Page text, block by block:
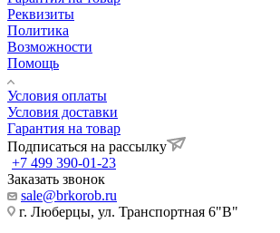
Реквизиты
Политика
Возможности
Помощь
Условия оплаты
Условия доставки
Гарантия на товар
Подписаться на рассылку
+7 499 390-01-23
Заказать звонок
sale@brkorob.ru
г. Люберцы, ул. Транспортная 6"В"